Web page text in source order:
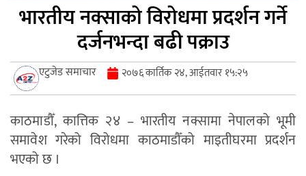
भारतीय नक्साको विरोधमा प्रदर्शन गर्ने
दर्जनभन्दा बढी पक्राउ
एटुजेड समाचार २०७६ कार्तिक २४, आईतवार १५:२५
काठमाडौँ, कात्तिक २४ – भारतीय नक्सामा नेपालको भूमी
समावेश गरेको विरोधमा काठमाडौँको माइतीघरमा प्रदर्शन
भएको छ ।